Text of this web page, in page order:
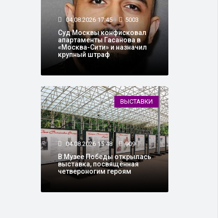
04.08.2026 17:45 5003
Суд Москвы конфисковал
апартаменты Гасанова в
«Москва-Сити» и назначил
крупный штраф
ВЫСТАВКИ
04.08.2026 15:48 909
В Музее Победы открылась
выставка, посвящённая
четвероногим героям